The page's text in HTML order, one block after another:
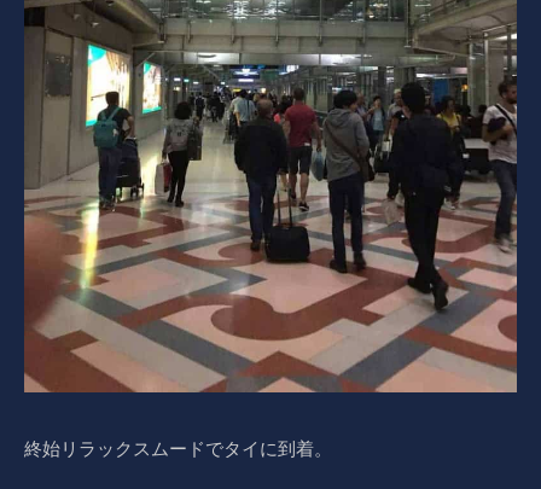
終始リラックスムードでタイに到着。